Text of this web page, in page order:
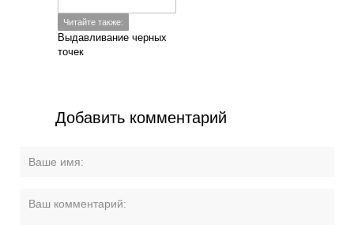
Читайте также:
Выдавливание черных
точек
Добавить комментарий